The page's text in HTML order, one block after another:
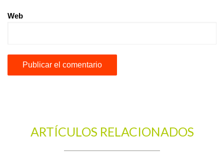
Web
ARTÍCULOS RELACIONADOS